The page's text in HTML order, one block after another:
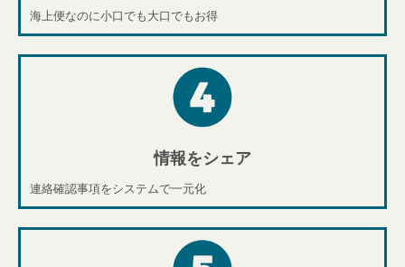
海上便なのに小口でも大口でもお得
情報をシェア​
連絡確認事項をシステムで一元化